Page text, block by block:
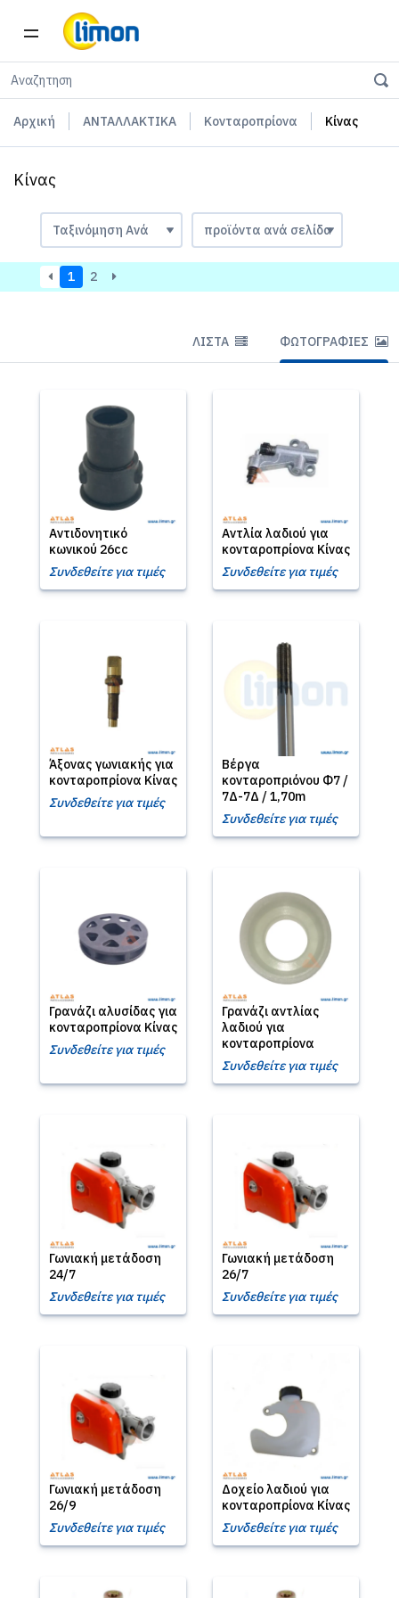
Αρχική ΑΝΤΑΛΛΑΚΤΙΚΑ Κονταροπρίονα Κίνας
Κίνας
1 2
ΛΊΣΤΑ ΦΩΤΟΓΡΑΦΊΕΣ
Αντιδονητικό
κωνικού 26cc
Συνδεθείτε για τιμές
Αντλία λαδιού για
κονταροπρίονα Κίνας
Συνδεθείτε για τιμές
Άξονας γωνιακής για
κονταροπρίονα Κίνας
Συνδεθείτε για τιμές
Βέργα
κονταροπριόνου Φ7 /
7Δ-7Δ / 1,70m
Συνδεθείτε για τιμές
Γρανάζι αλυσίδας για
κονταροπρίονα Κίνας
Συνδεθείτε για τιμές
Γρανάζι αντλίας
λαδιού για
κονταροπρίονα
Συνδεθείτε για τιμές
Γωνιακή μετάδοση
24/7
Συνδεθείτε για τιμές
Γωνιακή μετάδοση
26/7
Συνδεθείτε για τιμές
Γωνιακή μετάδοση
26/9
Συνδεθείτε για τιμές
Δοχείο λαδιού για
κονταροπρίονα Κίνας
Συνδεθείτε για τιμές